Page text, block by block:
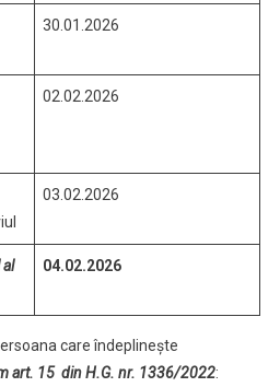
30.01.2026
02.02.2026
03.02.2026
al
04.02.2026
care îndeplineşte
art. 15 din H.G. nr. 1336/2022: